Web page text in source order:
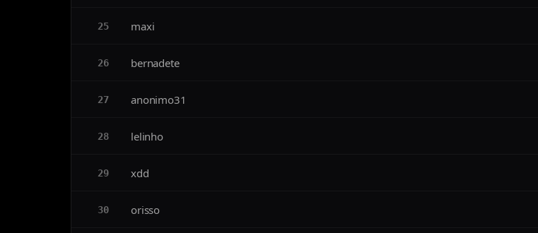
25 maxi
26 bernadete
27 anonimo31
28 lelinho
29 xdd
30 orisso